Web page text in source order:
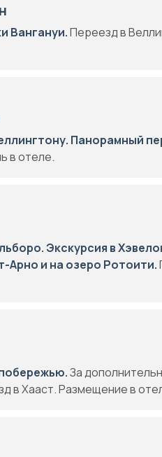
Вангануи.Переезд в
Панорамный
в отеле.
Экскурсия в
Арно и на озеро Ротоити.
За
в Хааст. Размещение в